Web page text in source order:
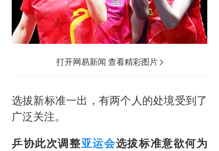
打开网易新闻 查看精彩图片
选拔新标准一出，有两个人的处境受到了
广泛关注。
乒协此次调整亚运会选拔标准意欲何为